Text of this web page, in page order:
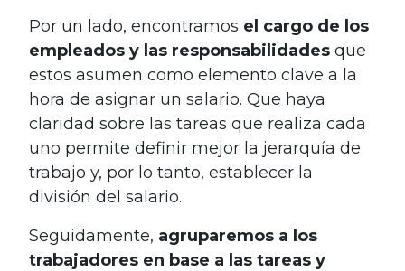
Por un lado, encontramos el cargo de los
empleados y las responsabilidades que
estos asumen como elemento clave a la
hora de asignar un salario. Que haya
claridad sobre las tareas que realiza cada
uno permite definir mejor la jerarquía de
trabajo y, por lo tanto, establecer la
división del salario.
Seguidamente, agruparemos a los
trabajadores en base a las tareas y